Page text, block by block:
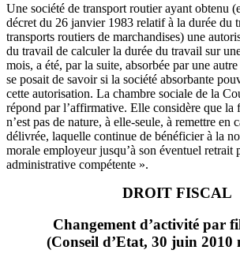
Une société de transport routier ayant obtenu
décret du 26 janvier 1983 relatif à la durée du
transports routiers de marchandises) une
du travail de calculer la durée du travail sur
mois, a été, par la suite, absorbée par une
se posait de savoir si la société absorbante
cette autorisation. La chambre sociale de la
répond par l’affirmative. Elle considère que la
n’est pas de nature, à elle-seule, à remettre en
délivrée, laquelle continue de bénéficier à la
morale employeur jusqu’à son éventuel retrait
administrative compétente ».
DROIT FISCAL
Changement d’activité par
(Conseil d’Etat, 30 juin 2010